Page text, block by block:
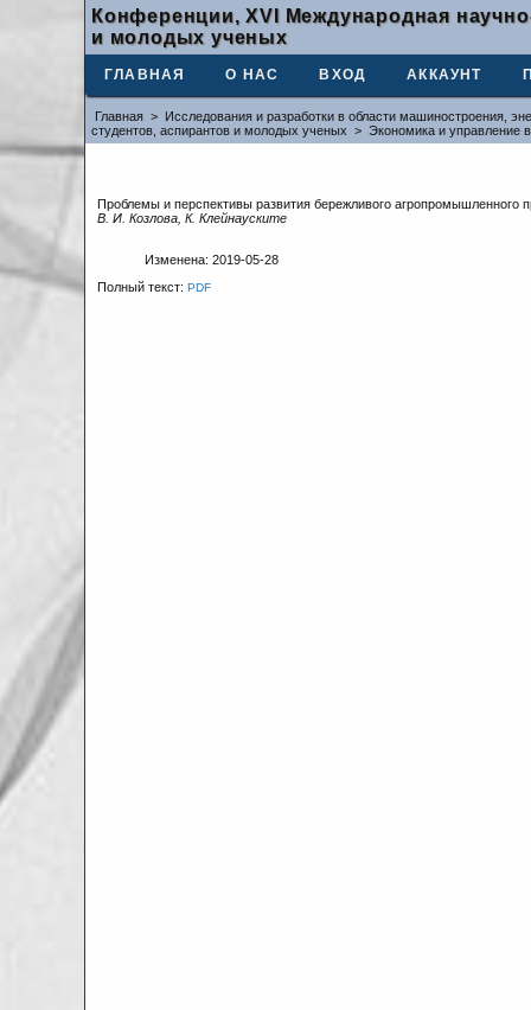
Конференции, XVI Международная
и молодых ученых
ГЛАВНАЯ О НАС ВХОД АККАУНТ
Главная > Исследования и разработки в области машиностроения,
студентов, аспирантов и молодых ученых > Экономика и управление
Проблемы и перспективы развития бережливого агропромышленного
В. И. Козлова, К. Клейнауските
Изменена: 2019-05-28
Полный текст:PDF